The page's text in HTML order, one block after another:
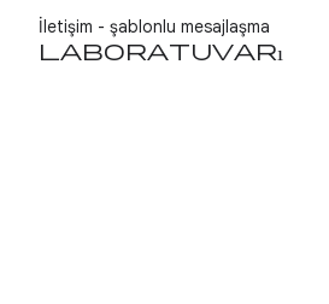
İletişim - şablonlu mesajlaşma
laboratuvarı